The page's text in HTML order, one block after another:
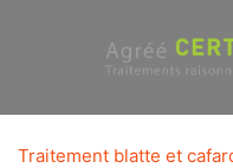
Traitement blatte et